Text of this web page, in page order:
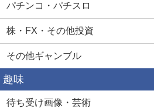
パチンコ・パチスロ
株・FX・その他投資
その他ギャンブル
趣味
待ち受け画像・芸術